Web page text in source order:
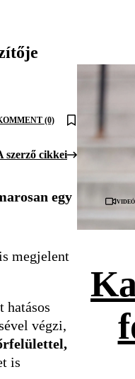
(0)
szerző cikkei
egy
megjelent
hatásos
végzi,
is
Videó